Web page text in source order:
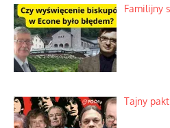
Familijny
Tajny